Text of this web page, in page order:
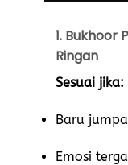
1. Bukhoor
Ringan
Sesuai jika:
Baru
Emosi